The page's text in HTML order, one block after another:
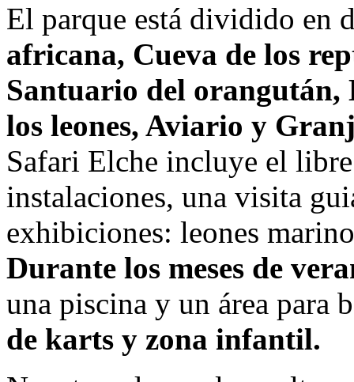
El parque está dividido en
africana, Cueva de los
Santuario del
los leones, Aviario y
Safari Elche incluye el
instalaciones, una visita
exhibiciones: leones
Durante los meses de
una piscina y un área para
de karts y zona infantil.